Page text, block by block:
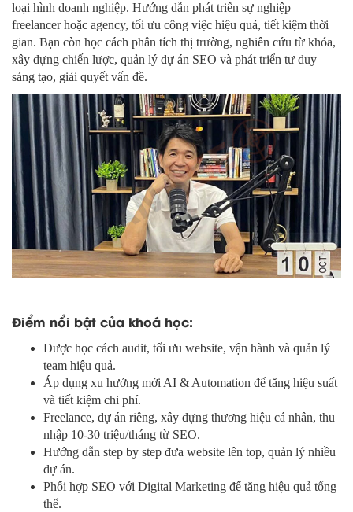
loại hình doanh nghiệp. Hướng dẫn phát triển sự nghiệp
freelancer hoặc agency, tối ưu công việc hiệu quả, tiết kiệm thời
gian. Bạn còn học cách phân tích thị trường, nghiên cứu từ khóa,
xây dựng chiến lược, quản lý dự án SEO và phát triển tư duy
sáng tạo, giải quyết vấn đề.
Điểm nổi bật của khoá học:
Được học cách audit, tối ưu website, vận hành và quản lý
team hiệu quả.
Áp dụng xu hướng mới AI & Automation để tăng hiệu suất
và tiết kiệm chi phí.
Freelance, dự án riêng, xây dựng thương hiệu cá nhân, thu
nhập 10-30 triệu/tháng từ SEO.
Hướng dẫn step by step đưa website lên top, quản lý nhiều
dự án.
Phối hợp SEO với Digital Marketing để tăng hiệu quả tổng
thể.